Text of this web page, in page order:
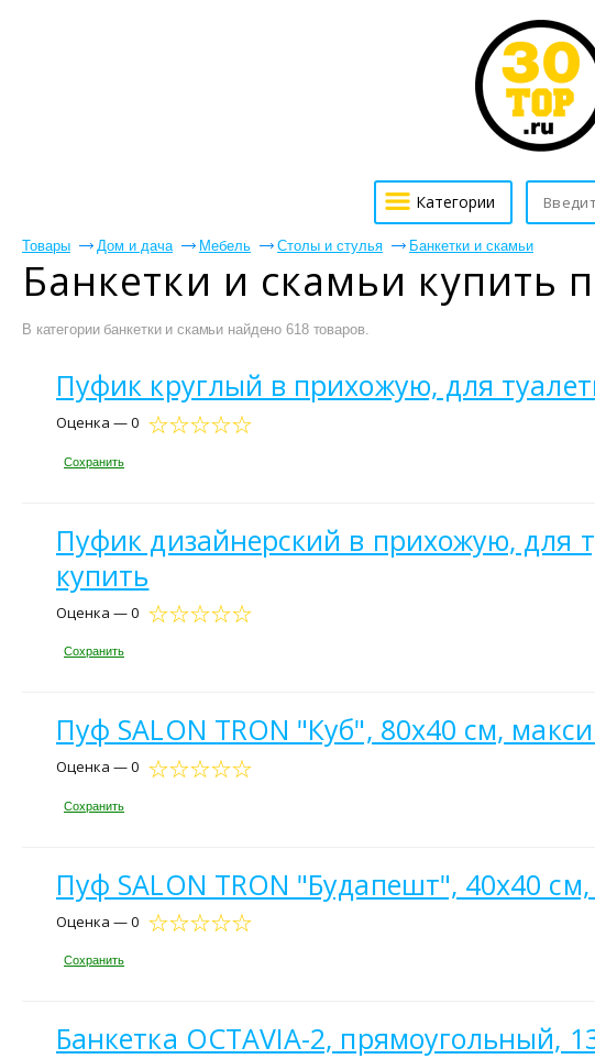
Товары Дом и дача Мебель Столы и стулья Банкетки и скамьи
Банкетки и скамьи купить
В категории банкетки и скамьи найдено 618 товаров.
Пуфик круглый в прихожую, для
Оценка — 0
Сохранить
Пуфик дизайнерский в прихожую, для
купить
Оценка — 0
Сохранить
Пуф SALON TRON "Куб", 80х40 см,
Оценка — 0
Сохранить
Пуф SALON TRON "Будапешт", 40х40
Оценка — 0
Сохранить
Банкетка OCTAVIA-2, прямоугольный,
Категории